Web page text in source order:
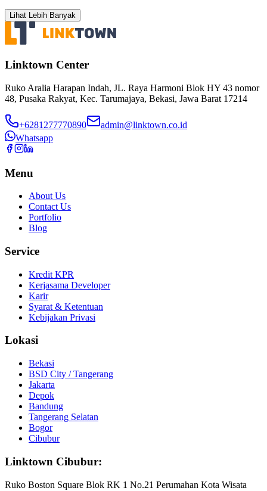
Lihat Lebih Banyak
Linktown Center
Ruko Aralia Harapan Indah, JL. Raya Harmoni Blok HY 43 nomor
48, Pusaka Rakyat, Kec. Tarumajaya, Bekasi, Jawa Barat 17214
+6281277770890
admin@linktown.co.id
Whatsapp
Menu
About Us
Contact Us
Portfolio
Blog
Service
Kredit KPR
Kerjasama Developer
Karir
Syarat & Ketentuan
Kebijakan Privasi
Lokasi
Bekasi
BSD City / Tangerang
Jakarta
Depok
Bandung
Tangerang Selatan
Bogor
Cibubur
Linktown Cibubur:
Ruko Boston Square Blok RK 1 No.21 Perumahan Kota Wisata